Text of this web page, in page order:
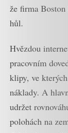
že firma
hůl.
Hvězdou
pracovním
klipy, ve
náklady. A
udržet
polohách na